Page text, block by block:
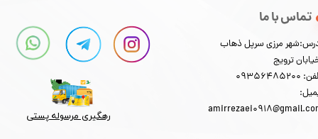
★★★
تماس با ما
مرزی سرپل ذهاب
ترویج
رهگیری مرسوله پستی​​​​​​​